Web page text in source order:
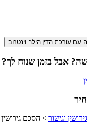
אבל בזמן שנוח לך?
וגישור > הסכם